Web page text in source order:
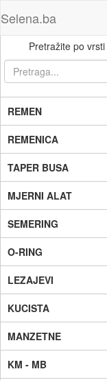
Selena.ba
Pretražite po
REMEN
REMENICA
TAPER BUSA
MJERNI ALAT
SEMERING
O-RING
LEZAJEVI
KUCISTA
MANZETNE
KM - MB